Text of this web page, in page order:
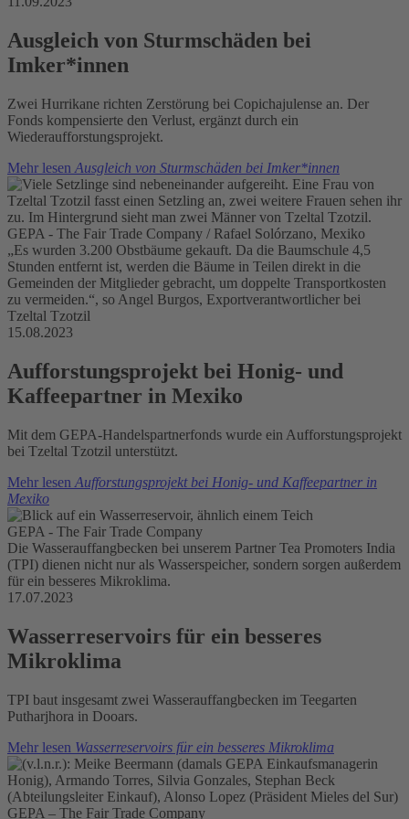
Ausgleich von Sturmschäden bei
Imker*innen
Zwei Hurrikane richten Zerstörung bei Copichajulense an. Der
Fonds kompensierte den Verlust, ergänzt durch ein
Wiederaufforstungsprojekt.
Mehr lesen Ausgleich von Sturmschäden bei Imker*innen
GEPA - The Fair Trade Company / Rafael Solórzano, Mexiko
„Es wurden 3.200 Obstbäume gekauft. Da die Baumschule 4,5
Stunden entfernt ist, werden die Bäume in Teilen direkt in die
Gemeinden der Mitglieder gebracht, um doppelte Transportkosten
zu vermeiden.“, so Angel Burgos, Exportverantwortlicher bei
Tzeltal Tzotzil
15.08.2023
Aufforstungsprojekt bei Honig- und
Kaffeepartner in Mexiko
Mit dem GEPA-Handelspartnerfonds wurde ein Aufforstungsprojekt
bei Tzeltal Tzotzil unterstützt.
Mehr lesen Aufforstungsprojekt bei Honig- und Kaffeepartner in
Mexiko
GEPA - The Fair Trade Company
Die Wasserauffangbecken bei unserem Partner Tea Promoters India
(TPI) dienen nicht nur als Wasserspeicher, sondern sorgen außerdem
für ein besseres Mikroklima.
17.07.2023
Wasserreservoirs für ein besseres
Mikroklima
TPI baut insgesamt zwei Wasserauffangbecken im Teegarten
Putharjhora in Dooars.
Mehr lesen Wasserreservoirs für ein besseres Mikroklima
GEPA – The Fair Trade Company